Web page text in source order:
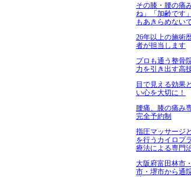
その膝・腰の痛
ね」「加齢です
もあきらめない
26年以上の施術
者が担当します
プロも通う整骨
力を引き出す高
目で見える効果
い心を大切に！
腰痛、膝の痛み
完全予約制
指圧マッサージ
を行うカイロプ
療法による専門
大阪府富田林市
市・堺市から通